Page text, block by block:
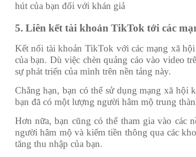
hút của bạn đối với khán giả
5. Liên kết tài khoản TikTok tới các
Kết nối tài khoản TikTok với các mạng xã
của bạn. Dù việc chèn quảng cáo vào video
sự phát triển của mình trên nền tảng này.
Chẳng hạn, bạn có thể sử dụng mạng xã hội
bạn đã có một lượng người hâm mộ trung
Hơn nữa, bạn cũng có thể tham gia vào các
người hâm mộ và kiếm tiền thông qua các
tăng thu nhập của bạn.